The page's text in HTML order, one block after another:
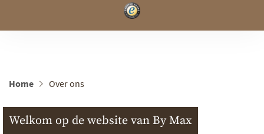
Home Over ons
Welkom op de website van By Max